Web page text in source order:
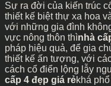
Sự ra đời của kiến trúc
thiết kế biệt thự xa hoa
với những gia đình
vực nông thôn thìnhà
pháp hiệu quả, để gia
thiết kế ấn tượng, với
cách cổ điển lộng lẫy
cấp 4 đẹp giá rẻkhá